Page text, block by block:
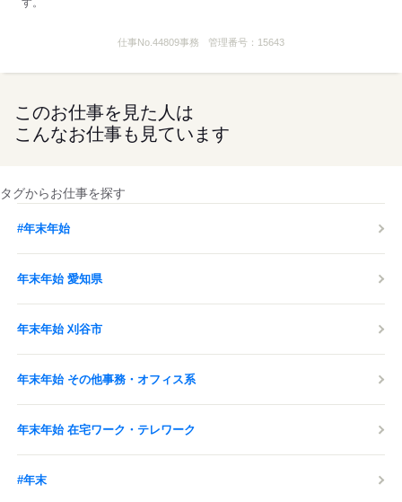
す。
仕事No.44809事務 管理番号： 15643
このお仕事を見た人は
こんなお仕事も見ています
タグからお仕事を探す
#年末年始
年末年始 愛知県
年末年始 刈谷市
年末年始 その他事務・オフィス系
年末年始 在宅ワーク・テレワーク
#年末